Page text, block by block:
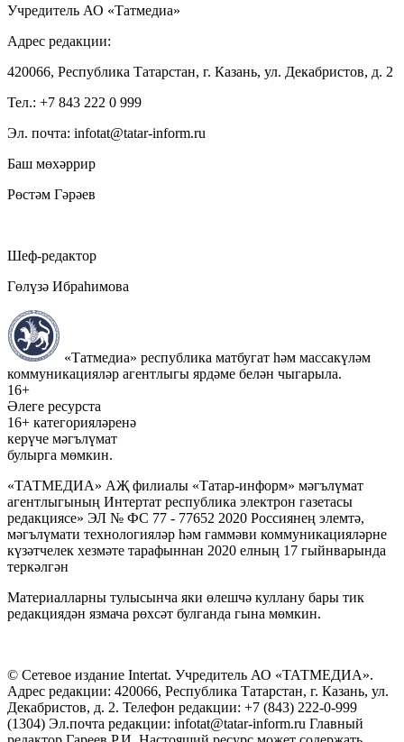
Учредитель АО «Татмедиа»
Адрес редакции:
420066, Республика Татарстан, г. Казань, ул. Декабристов, д. 2
Тел.: +7 843 222 0 999
Эл. почта: infotat@tatar-inform.ru
Баш мөхәррир
Рөстәм Гәрәев
Шеф-редактор
Гөлүзә Ибраһимова
«Татмедиа» республика матбугат һәм массакүләм
коммуникацияләр агентлыгы ярдәме белән чыгарыла.
16+
Әлеге ресурста
16+ категорияләренә
керүче мәгълүмат
булырга мөмкин.
«ТАТМЕДИА» АҖ филиалы «Татар-информ» мәгълүмат
агентлыгының Интертат республика электрон газетасы
редакциясе» ЭЛ № ФС 77 - 77652 2020 Россиянең элемтә,
мәгълүмати технологияләр һәм гаммәви коммуникацияләрне
күзәтчелек хезмәте тарафыннан 2020 елның 17 гыйнварында
теркәлгән
Материалларны тулысынча яки өлешчә куллану бары тик
редакциядән язмача рөхсәт булганда гына мөмкин.
© Сетевое издание Intertat. Учредитель АО «ТАТМЕДИА».
Адрес редакции: 420066, Республика Татарстан, г. Казань, ул.
Декабристов, д. 2. Телефон редакции: +7 (843) 222-0-999
(1304) Эл.почта редакции: infotat@tatar-inform.ru Главный